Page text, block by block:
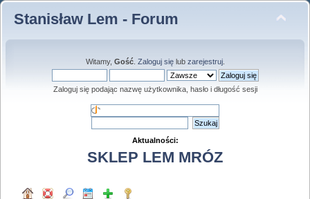
Stanisław Lem - Forum
Witamy, Gość. Zaloguj sięlub zarejestruj.
Zaloguj się podając nazwę użytkownika, hasło i długość sesji
Aktualności:
SKLEP LEM MRÓZ